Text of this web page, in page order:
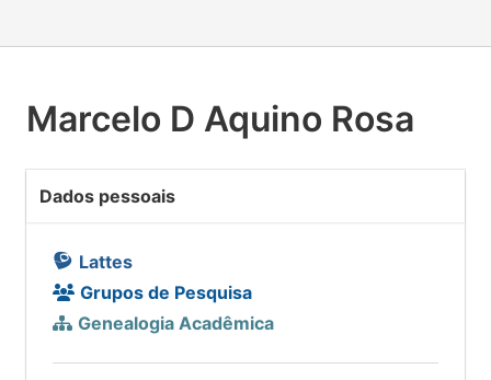
Marcelo D Aquino Rosa
Dados pessoais
Lattes
Grupos de Pesquisa
Genealogia Acadêmica